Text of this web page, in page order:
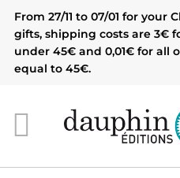
content
From 27/11 to 07/01 for your
gifts, shipping costs are 3€
under 45€ and 0,01€ for all
equal to 45€.